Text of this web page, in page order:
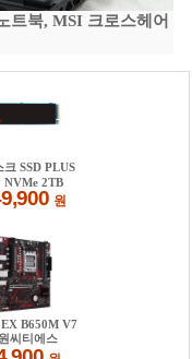
트북, MSI 크로스헤어